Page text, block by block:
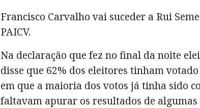
Francisco Carvalho vai suceder a Rui
PAICV.
Na declaração que fez no final da noite
disse que 62% dos eleitores tinham
em que a maioria dos votos já tinha sido
faltavam apurar os resultados de algumas